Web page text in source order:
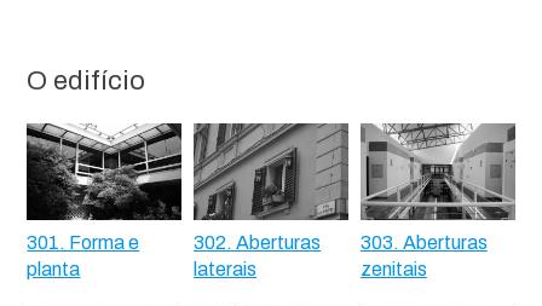
O edifício
301. Forma e
planta
302. Aberturas
laterais
303. Aberturas
zenitais